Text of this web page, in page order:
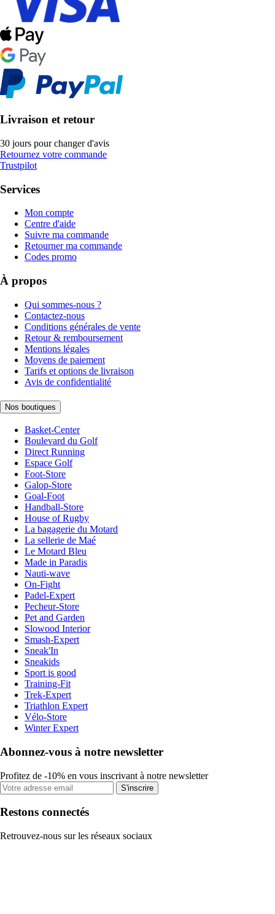
Livraison et retour
30 jours pour changer d'avis
Retournez votre commande
Trustpilot
Services
Mon compte
Centre d'aide
Suivre ma commande
Retourner ma commande
Codes promo
À propos
Qui sommes-nous ?
Contactez-nous
Conditions générales de vente
Retour & remboursement
Mentions légales
Moyens de paiement
Tarifs et options de livraison
Avis de confidentialité
Nos boutiques
Basket-Center
Boulevard du Golf
Direct Running
Espace Golf
Foot-Store
Galop-Store
Goal-Foot
Handball-Store
House of Rugby
La bagagerie du Motard
La sellerie de Maé
Le Motard Bleu
Made in Paradis
Nauti-wave
On-Fight
Padel-Expert
Pecheur-Store
Pet and Garden
Slowood Interior
Smash-Expert
Sneak'In
Sneakids
Sport is good
Training-Fit
Trek-Expert
Triathlon Expert
Vélo-Store
Winter Expert
Abonnez-vous à notre newsletter
Profitez de -10% en vous inscrivant à notre newsletter
S'inscrire
Restons connectés
Retrouvez-nous sur les réseaux sociaux